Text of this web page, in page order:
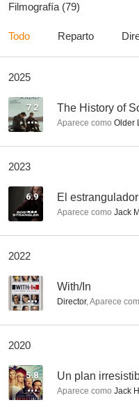
Filmografía (79)
Todo Reparto
2025
7.2 The History of
Aparece como Older
2023
6.9 El
Aparece como Jack
2022
-- With/In
Director,Aparece
2020
5.8 Un plan
Aparece como Jack